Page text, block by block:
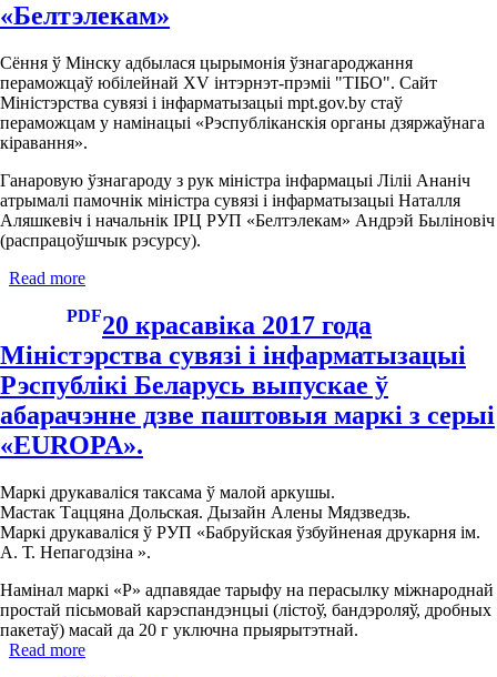
Рэспублікі
Беларусь
Папкова
з
Міністрам
аховы
навакольнага
і
рэгіянальнага
развіцця
Латвійскай
Герхардсам
«Белтэлекам»
Сёння ў Мінску адбылася цырымонія ўзнагароджання
пераможцаў юбілейнай XV інтэрнэт-прэміі "ТІБО". Сайт
Міністэрства сувязі і інфарматызацыі mpt.gov.by стаў
пераможцам у намінацыі «Рэспубліканскія органы дзяржаўнага
кіравання».
Ганаровую ўзнагароду з рук міністра інфармацыі Ліліі Ананіч
атрымалі памочнік міністра сувязі і інфарматызацыі Наталля
Аляшкевіч і начальнік ІРЦ РУП «Белтэлекам» Андрэй Быліновіч
(распрацоўшчык рэсурсу).
Read more
Міністэрства
сувязі
і
інфарматызацыі
стаў
пераможцам
XV
інтэрнэт-
"ТІБО".
Распрацоўшчык
рэсурсу
-
«Белтэлекам»
PDF20 красавіка 2017 года
Міністэрства сувязі і інфарматызацыі
Рэспублікі Беларусь выпускае ў
абарачэнне дзве паштовыя маркі з серыі
«EUROPA».
Маркі друкаваліся таксама ў малой аркушы.
Мастак Таццяна Дольская. Дызайн Алены Мядзведзь.
Маркі друкаваліся ў РУП «Бабруйская ўзбуйненая друкарня ім.
А. Т. Непагодзіна ».
Намінал маркі «Р» адпавядае тарыфу на перасылку міжнароднай
простай пісьмовай карэспандэнцыі (лістоў, бандэроляў, дробных
пакетаў) масай да 20 г уключна прыярытэтнай.
Read more